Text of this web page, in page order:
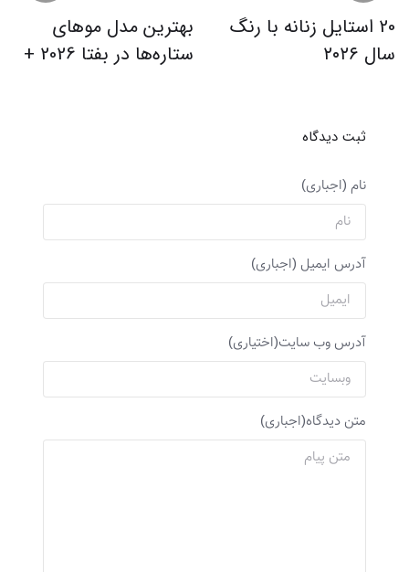
20 استایل زنانه با رنگ
سال ۲۰۲۶
بهترین مدل موهای
ستاره‌ها در بفتا 2026 +
ثبت دیدگاه
نام (اجباری)
آدرس ایمیل (اجباری)
آدرس وب سایت(اختیاری)
متن دیدگاه(اجباری)